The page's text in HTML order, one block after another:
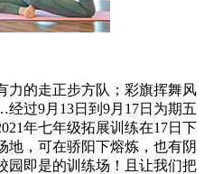
力的走正步方队；彩旗挥舞风
过9月13日到9月17日为期五
年七年级拓展训练在17日下
地，可在骄阳下熔炼，也有阴
园即是的训练场！且让我们把